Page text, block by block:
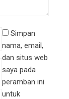
Simpan
nama, email,
dan situs web
saya pada
peramban ini
untuk